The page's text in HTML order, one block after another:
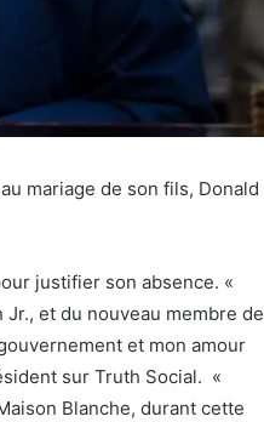
mariage de son fils, Donald
justifier son absence. «
et du nouveau membre de
et mon amour
sur Truth Social. «
Blanche, durant cette